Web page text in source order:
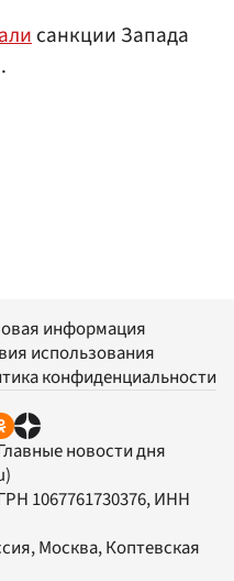
санкции Запада
информация
использования
конфиденциальности
новости дня
1067761730376, ИНН
Москва, Коптевская